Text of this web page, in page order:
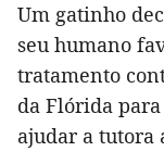
Um gatinho
seu humano
tratamento
da Flórida
ajudar a tutora